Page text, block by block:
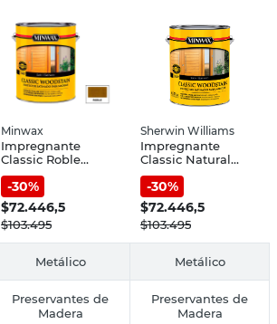
Minwax
Impregnante
Classic Roble
Satinado 3.785 Lts
Minwax
-30%
$72.446,5
$103.495
Sherwin Williams
Impregnante
Classic Natural
Satinado 3,785 Lts
Minwax
-30%
$72.446,5
$103.495
Metálico Metálico
Preservantes de
Madera
Preservantes de
Madera